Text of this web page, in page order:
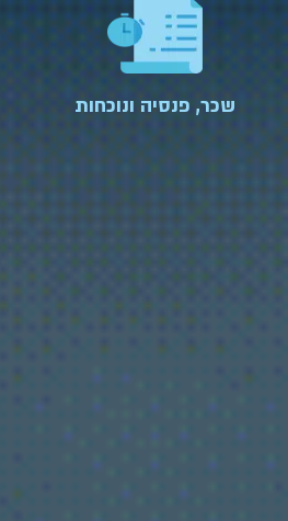
שכר, פנסיה ונוכחות